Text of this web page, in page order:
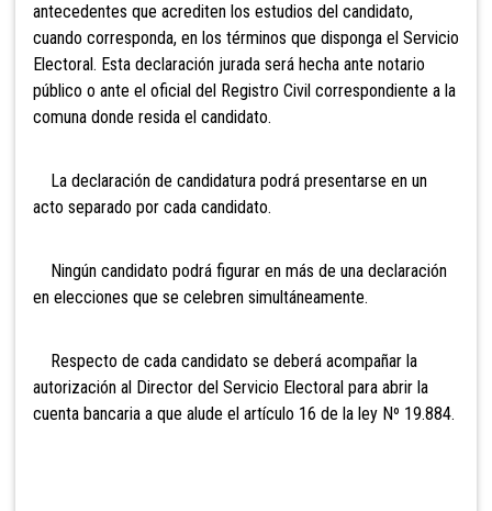
antecedentes que acrediten los estudios del candidato,
cuando corresponda, en los términos que disponga el Servicio
Electoral. Esta declaración jurada será hecha ante notario
público o ante el oficial del Registro Civil correspondiente a la
comuna donde resida el candidato.
La declaración de candidatura podrá presentarse en un
acto separado por cada candidato.
Ningún candidato podrá figurar en más de una declaración
en elecciones que se celebren simultáneamente.
Respecto de cada candidato se deberá acompañar la
autorización al Director del Servicio Electoral para abrir la
cuenta bancaria a que alude el artículo 16 de la ley Nº 19.884.